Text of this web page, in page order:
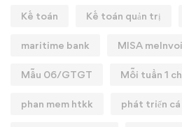
Kế toán Kế toán quản trị
maritime bank MISA
Mẫu 06/GTGT Mỗi tuần 1
phan mem htkk phát triển cá